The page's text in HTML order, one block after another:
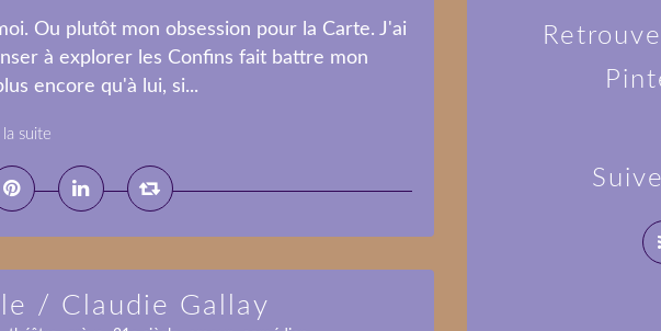
Ou plutôt mon obsession pour la Carte. J'ai
à explorer les Confins fait battre mon
encore qu'à lui, si...
la suite
/ Claudie Gallay